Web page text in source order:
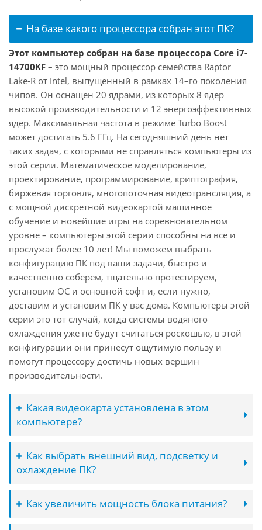
На базе какого процессора собран этот ПК?
Этот компьютер собран на базе процессора Core i7-
14700KF – это мощный процессор семейства Raptor
Lake-R от Intel, выпущенный в рамках 14–го поколения
чипов. Он оснащен 20 ядрами, из которых 8 ядер
высокой производительности и 12 энергоэффективных
ядер. Максимальная частота в режиме Turbo Boost
может достигать 5.6 ГГц. На сегодняшний день нет
таких задач, с которыми не справляться компьютеры из
этой серии. Математическое моделирование,
проектирование, программирование, криптография,
биржевая торговля, многопоточная видеотрансляция, а
с мощной дискретной видеокартой машинное
обучение и новейшие игры на соревновательном
уровне – компьютеры этой серии способны на всё и
прослужат более 10 лет! Мы поможем выбрать
конфигурацию ПК под ваши задачи, быстро и
качественно соберем, тщательно протестируем,
установим ОС и основной софт и, если нужно,
доставим и установим ПК у вас дома. Компьютеры этой
серии это тот случай, когда системы водяного
охлаждения уже не будут считаться роскошью, в этой
конфигурации они принесут ощутимую пользу и
помогут процессору достичь новых вершин
производительности.
Какая видеокарта установлена в этом
компьютере?
Как выбрать внешний вид, подсветку и
охлаждение ПК?
Как увеличить мощность блока питания?